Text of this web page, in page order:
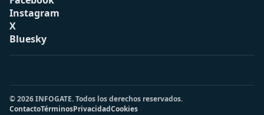
Instagram
X
Bluesky
© 2026 INFOGATE. Todos los derechos reservados.
ContactoTérminosPrivacidadCookies